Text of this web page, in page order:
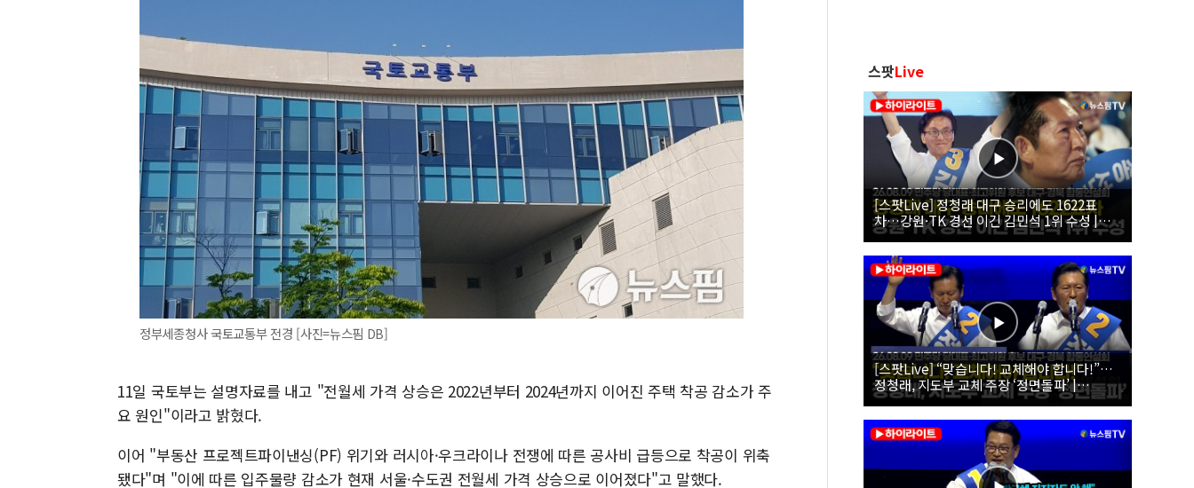
정부세종청사 국토교통부 전경 [사진=뉴스핌 DB]
11일 국토부는 설명자료를 내고 "전월세 가격 상승은 2022년부터 2024년까지 이어진 주택 착공 감소가 주
요 원인"이라고 밝혔다.
이어 "부동산 프로젝트파이낸싱(PF) 위기와 러시아·우크라이나 전쟁에 따른 공사비 급등으로 착공이 위축
됐다"며 "이에 따른 입주물량 감소가 현재 서울·수도권 전월세 가격 상승으로 이어졌다"고 말했다.
스팟Live
[스팟Live] 정청래 대구 승리에도 1622표
차…강원·TK 경선 이긴 김민석 1위 수성 |
26.08.09 더불어민주당 당대표·최고위원 후
보 대구·경북 합동연설회
[스팟Live] “맞습니다! 교체해야 합니다!”…
정청래, 지도부 교체 주장 ‘정면돌파’ |
26.08.09 더불어민주당 당대표·최고위원 후
보 대구·경북 합동연설회